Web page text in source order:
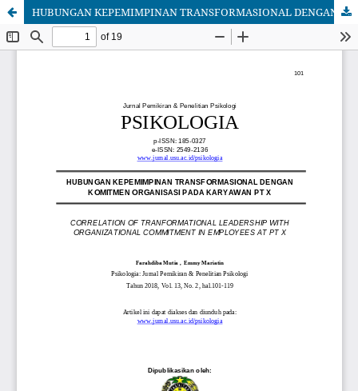
HUBUNGAN KEPEMIMPINAN TRANSFORMASIONAL DENGAN KOMITMEN ORGANISASI PADA KARYAWAN PT X